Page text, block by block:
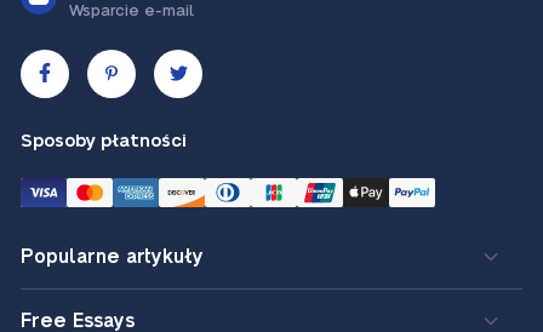
Wsparcie e-mail
Sposoby płatności
Popularne artykuły
Free Essays